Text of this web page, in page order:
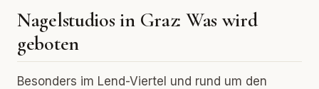
Nagelstudios in Graz: Was wird
geboten
Besonders im Lend-Viertel und rund um den